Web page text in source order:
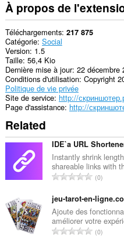
system
tray.
Cette
extension
peut
accéder
vos
onglets
et
activités
de
navigation.
À propos de
Téléchargements 217 875
Catégorie Social
Version 1.5
Taille 56,4 Kio
Dernière mise à jour 22 décembre
Conditions d'utilisation Copyright
Politique de vie privée
Site de service http://
Page d'assistance http://
Related
IDE`a URL
Instantly shrink
shareable links with
N
m
b
r
e
0
jeu-tarot-en-
Ajoute des
améliorer votre
N0